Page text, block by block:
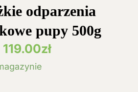
odparzenia
pupy 500g
119.00zł